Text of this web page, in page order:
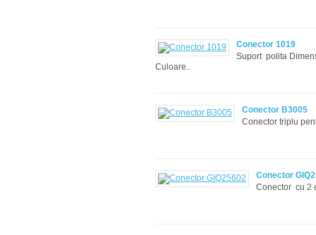
Conector 1019
Suport polita
Culoare..
Conector B3005
Conector triplu
Conector
Conector cu 2